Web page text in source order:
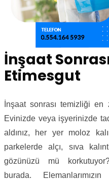
İnşaat
Etimesgut
İnşaat sonrası temizliği
Evinizde veya işyerinizde
aldınız, her yer moloz
parkelerde alçı, sıva
gözünüzü mü
burada.